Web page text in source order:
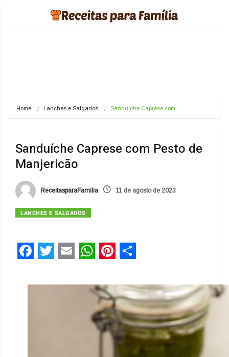
Home Lanches e Salgados Sanduíche Caprese com…
Sanduíche Caprese com Pesto de
Manjericão
ReceitasparaFamilia 11 de agosto de 2023
LANCHES E SALGADOS